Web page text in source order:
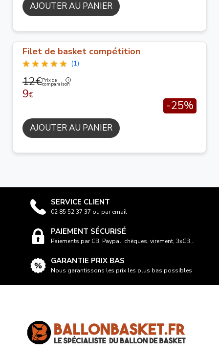
AJOUTER AU PANIER
Filet de basket compétition
(1)
12€Prix de
comparaison
9€
-25%
AJOUTER AU PANIER
SERVICE CLIENT
02 85 52 37 37 ou par email
PAIEMENT SÉCURISÉ
Paiements par CB, Paypal, chèques, virement, 3xCB...
GARANTIE PRIX BAS
Nous garantissons les prix les plus bas possibles